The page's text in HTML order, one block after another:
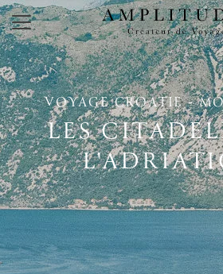
×
VOYAGE CROATIE ‑
LES